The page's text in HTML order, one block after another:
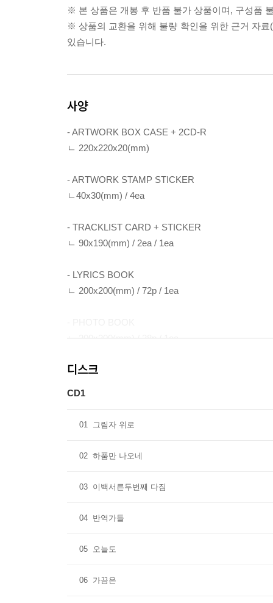
※ 본 상품은 개봉 후 반품 불가 상품이며, 구성품
※ 상품의 교환을 위해 불량 확인을 위한 근거 자
있습니다.
사양
- ARTWORK BOX CASE + 2CD-R
ㄴ 220x220x20(mm)
- ARTWORK STAMP STICKER
ㄴ40x30(mm) / 4ea
- TRACKLIST CARD + STICKER
ㄴ 90x190(mm) / 2ea / 1ea
- LYRICS BOOK
ㄴ 200x200(mm) / 72p / 1ea
ㄴ 200x200(mm) / 28p / 1ea
- OVERLAY POSTER
디스크
CD1
01 그림자 위로
02 하품만 나오네
03 이백서른두번째 다짐
04 반역가들
05 오늘도
06 가끔은